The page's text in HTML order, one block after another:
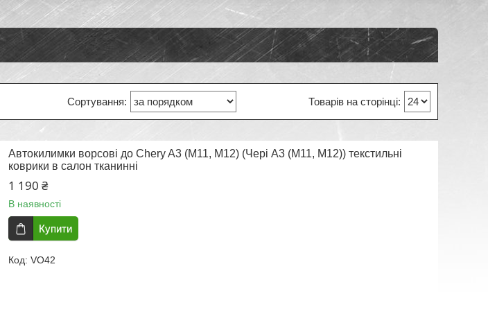
Автокилимки ворсові до Chery A3 (M11, M12) (Чері А3 (М11, М12)) текстильні
коврики в салон тканинні
1 190 ₴
В наявності
Купити
VO42